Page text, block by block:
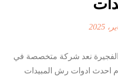
نعد شركة متخصصة في
احدث ادوات رش المبيدات